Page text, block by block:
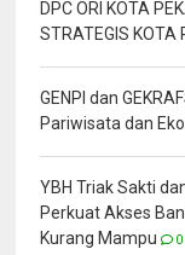
DPC ORI KOTA
STRATEGIS KOTA
GENPI dan
Pariwisata dan
YBH Triak Sakti
Perkuat Akses
Kurang Mampu
0